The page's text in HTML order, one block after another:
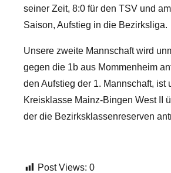
seiner Zeit, 8:0 für den TSV und
Saison, Aufstieg in die Bezirksliga.
Unsere zweite Mannschaft wird
gegen die 1b aus Mommenheim
den Aufstieg der 1. Mannschaft, ist
Kreisklasse Mainz-Bingen West II
der die Bezirksklassenreserven
Post Views: 0